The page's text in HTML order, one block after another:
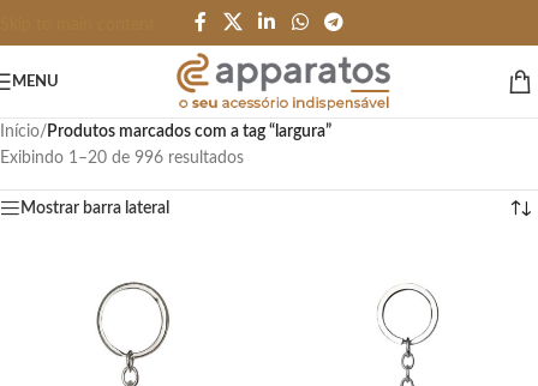
MENU
Início/ Produtos marcados com a tag “largura”
Exibindo 1–20 de 996 resultados
Mostrar barra lateral